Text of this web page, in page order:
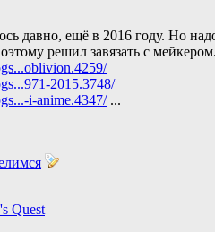
давно, ещё в 2016 году. Но
решил завязать с
2015.3748/
i-anime.4347/ ...
Quest